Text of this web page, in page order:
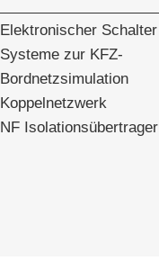
Elektronischer Schalter
Systeme zur KFZ-
Bordnetzsimulation
Koppelnetzwerk
NF Isolationsübertrager